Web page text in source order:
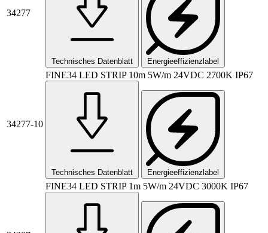
34277
Technisches Datenblatt Energieeffizienzlabel
34277-10
FINE34 LED STRIP 10m 5W/m 24VDC 2700K IP67
Technisches Datenblatt Energieeffizienzlabel
FINE34 LED STRIP 1m 5W/m 24VDC 3000K IP67